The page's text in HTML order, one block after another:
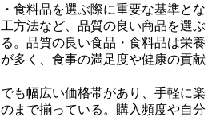
食料品を選ぶ際に重要な基準とな
方法など、品質の良い商品を選ぶ
。品質の良い食品・食料品は栄養
多く、食事の満足度や健康の貢献
も幅広い価格帯があり、手軽に楽
まで揃っている。購入頻度や自分